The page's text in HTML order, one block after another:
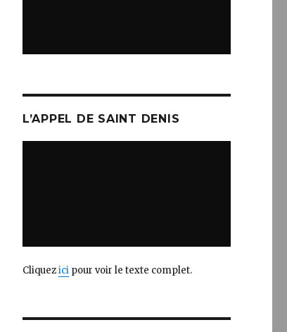
L’APPEL DE SAINT DENIS
Cliquezicipour voir le texte complet.